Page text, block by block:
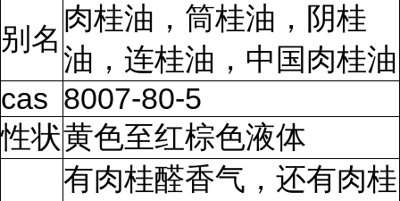
别名
肉桂油，筒桂油，阴桂
油，连桂油，中国肉桂油
cas 8007-80-5
性状黄色至红棕色液体
有肉桂醛香气，还有肉桂